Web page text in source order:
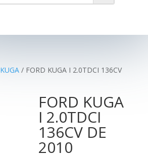
KUGA/ FORD KUGA I 2.0TDCI 136CV
FORD KUGA
I 2.0TDCI
136CV DE
2010